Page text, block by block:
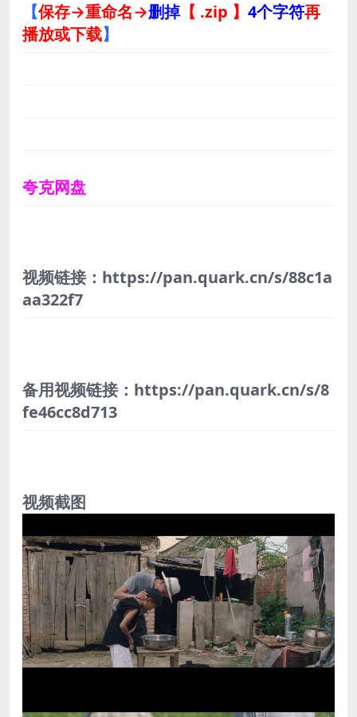
【保存→重命名→删掉【 .zip 】 4个字符再
播放或下载】
夸克网盘
视频链接：https://pan.quark.cn/s/88c1a
aa322f7
备用视频链接：https://pan.quark.cn/s/8
fe46cc8d713
视频截图